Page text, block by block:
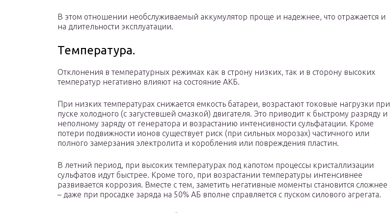
В этом отношении необслуживаемый аккумулятор проще и надежнее, что отражается и
на длительности эксплуатации.
Температура.
Отклонения в температурных режимах как в строну низких, так и в сторону высоких
температур негативно влияют на состояние АКБ.
При низких температурах снижается емкость батареи, возрастают токовые нагрузки при
пуске холодного (с загустевшей смазкой) двигателя. Это приводит к быстрому разряду и
неполному заряду от генератора и возрастанию интенсивности сульфатации. Кроме
потери подвижности ионов существует риск (при сильных морозах) частичного или
полного замерзания электролита и коробления или повреждения пластин.
В летний период, при высоких температурах под капотом процессы кристаллизации
сульфатов идут быстрее. Кроме того, при возрастании температуры интенсивнее
развивается коррозия. Вместе с тем, заметить негативные моменты становится сложнее
– даже при просадке заряда на 50% АБ вполне справляется с пуском силового агрегата.